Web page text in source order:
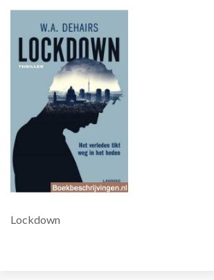
Lockdown